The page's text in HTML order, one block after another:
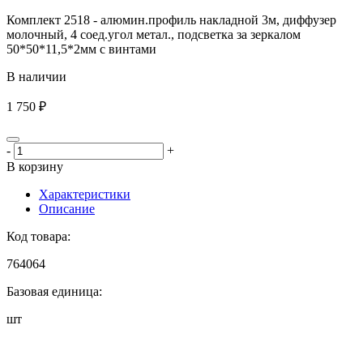
Комплект 2518 - алюмин.профиль накладной 3м, диффузер
молочный, 4 соед.угол метал., подсветка за зеркалом
50*50*11,5*2мм с винтами
В наличии
1 750 ₽
-
+
В корзину
Характеристики
Описание
Код товара:
764064
Базовая единица:
шт